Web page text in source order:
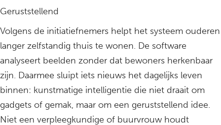
Geruststellend
Volgens de initiatiefnemers helpt het systeem ouderen
langer zelfstandig thuis te wonen. De software
analyseert beelden zonder dat bewoners herkenbaar
zijn. Daarmee sluipt iets nieuws het dagelijks leven
binnen: kunstmatige intelligentie die niet draait om
gadgets of gemak, maar om een geruststellend idee.
Niet een verpleegkundige of buurvrouw houdt